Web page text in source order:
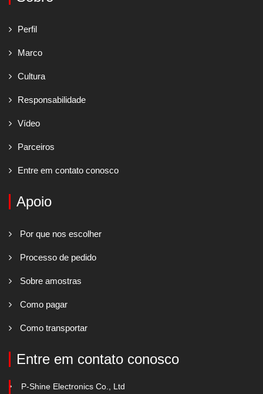
Perfil
Marco
Cultura
Responsabilidade
Vídeo
Parceiros
Entre em contato conosco
Apoio
Por que nos escolher
Processo de pedido
Sobre amostras
Como pagar
Como transportar
Entre em contato conosco
P-Shine Electronics Co., Ltd